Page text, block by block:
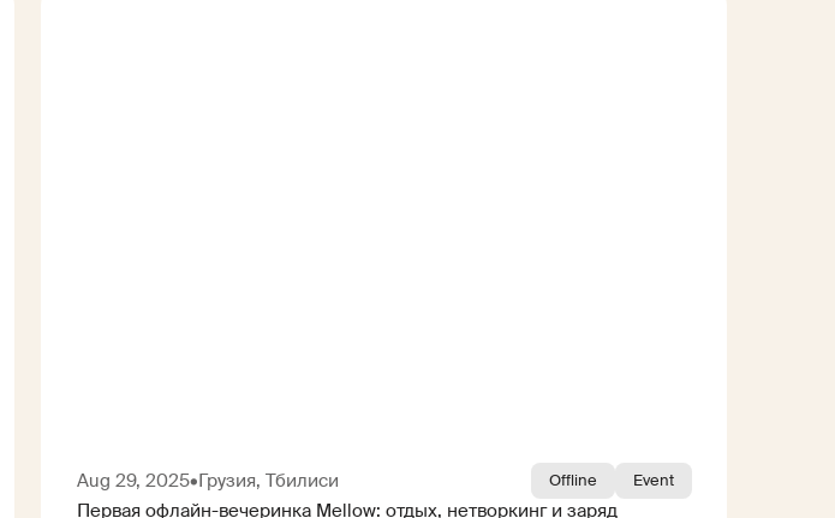
Aug 29, 2025•Грузия, Тбилиси Offline Event
Первая офлайн-вечеринка Mellow: отдых, нетворкинг и заряд